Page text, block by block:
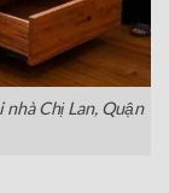
Chị Lan, Quận